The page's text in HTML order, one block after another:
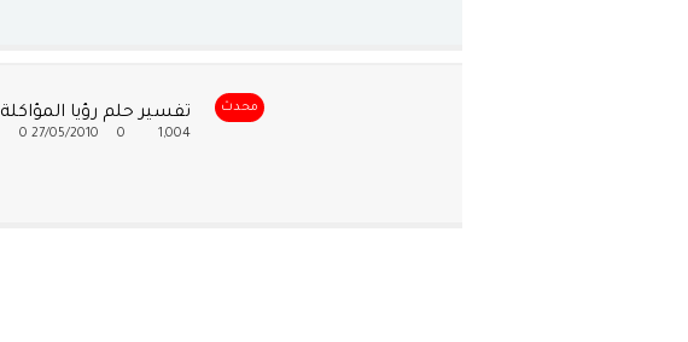
محدث تفسير حلم رؤيا المؤاكلة
1,004
27/05/2010
0